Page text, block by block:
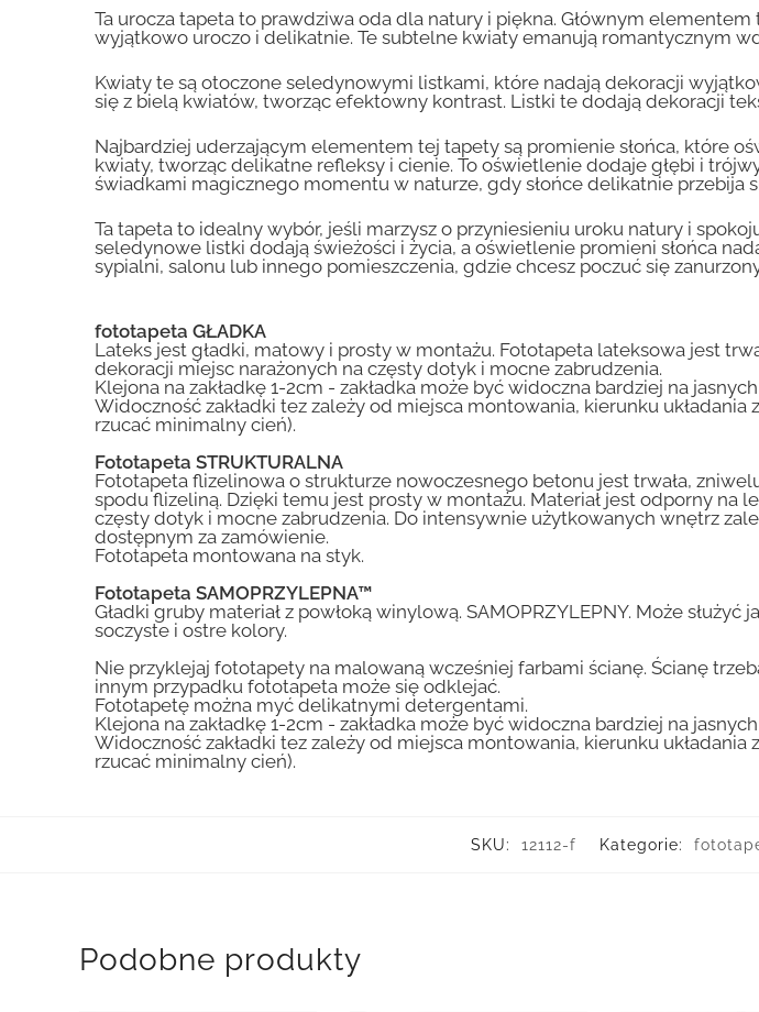
Ta urocza tapeta to prawdziwa oda dla natury i piękna. Głównym
wyjątkowo uroczo i delikatnie. Te subtelne kwiaty emanują romantycznym
Kwiaty te są otoczone seledynowymi listkami, które nadają dekoracji
się z bielą kwiatów, tworząc efektowny kontrast. Listki te dodają dekoracji
Najbardziej uderzającym elementem tej tapety są promienie słońca, które
kwiaty, tworząc delikatne refleksy i cienie. To oświetlenie dodaje głębi i
świadkami magicznego momentu w naturze, gdy słońce delikatnie przebija
Ta tapeta to idealny wybór, jeśli marzysz o przyniesieniu uroku natury i
seledynowe listki dodają świeżości i życia, a oświetlenie promieni słońca
sypialni, salonu lub innego pomieszczenia, gdzie chcesz poczuć się
fototapeta GŁADKA
Lateks jest gładki, matowy i prosty w montażu. Fototapeta lateksowa jest
dekoracji miejsc narażonych na częsty dotyk i mocne zabrudzenia.
Klejona na zakładkę 1-2cm - zakładka może być widoczna bardziej na
Widoczność zakładki tez zależy od miejsca montowania, kierunku
rzucać minimalny cień).
Fototapeta STRUKTURALNA
Fototapeta flizelinowa o strukturze nowoczesnego betonu jest trwała,
spodu flizeliną. Dzięki temu jest prosty w montażu. Materiał jest odporny
częsty dotyk i mocne zabrudzenia. Do intensywnie użytkowanych wnętrz
dostępnym za zamówienie.
Fototapeta montowana na styk.
Fototapeta SAMOPRZYLEPNA™
Gładki gruby materiał z powłoką winylową. SAMOPRZYLEPNY. Może
soczyste i ostre kolory.
Nie przyklejaj fototapety na malowaną wcześniej farbami ścianę. Ścianę
innym przypadku fototapeta może się odklejać.
Fototapetę można myć delikatnymi detergentami.
Klejona na zakładkę 1-2cm - zakładka może być widoczna bardziej na
Widoczność zakładki tez zależy od miejsca montowania, kierunku
rzucać minimalny cień).
SKU: 12112-f Kategorie:
Podobne produkty